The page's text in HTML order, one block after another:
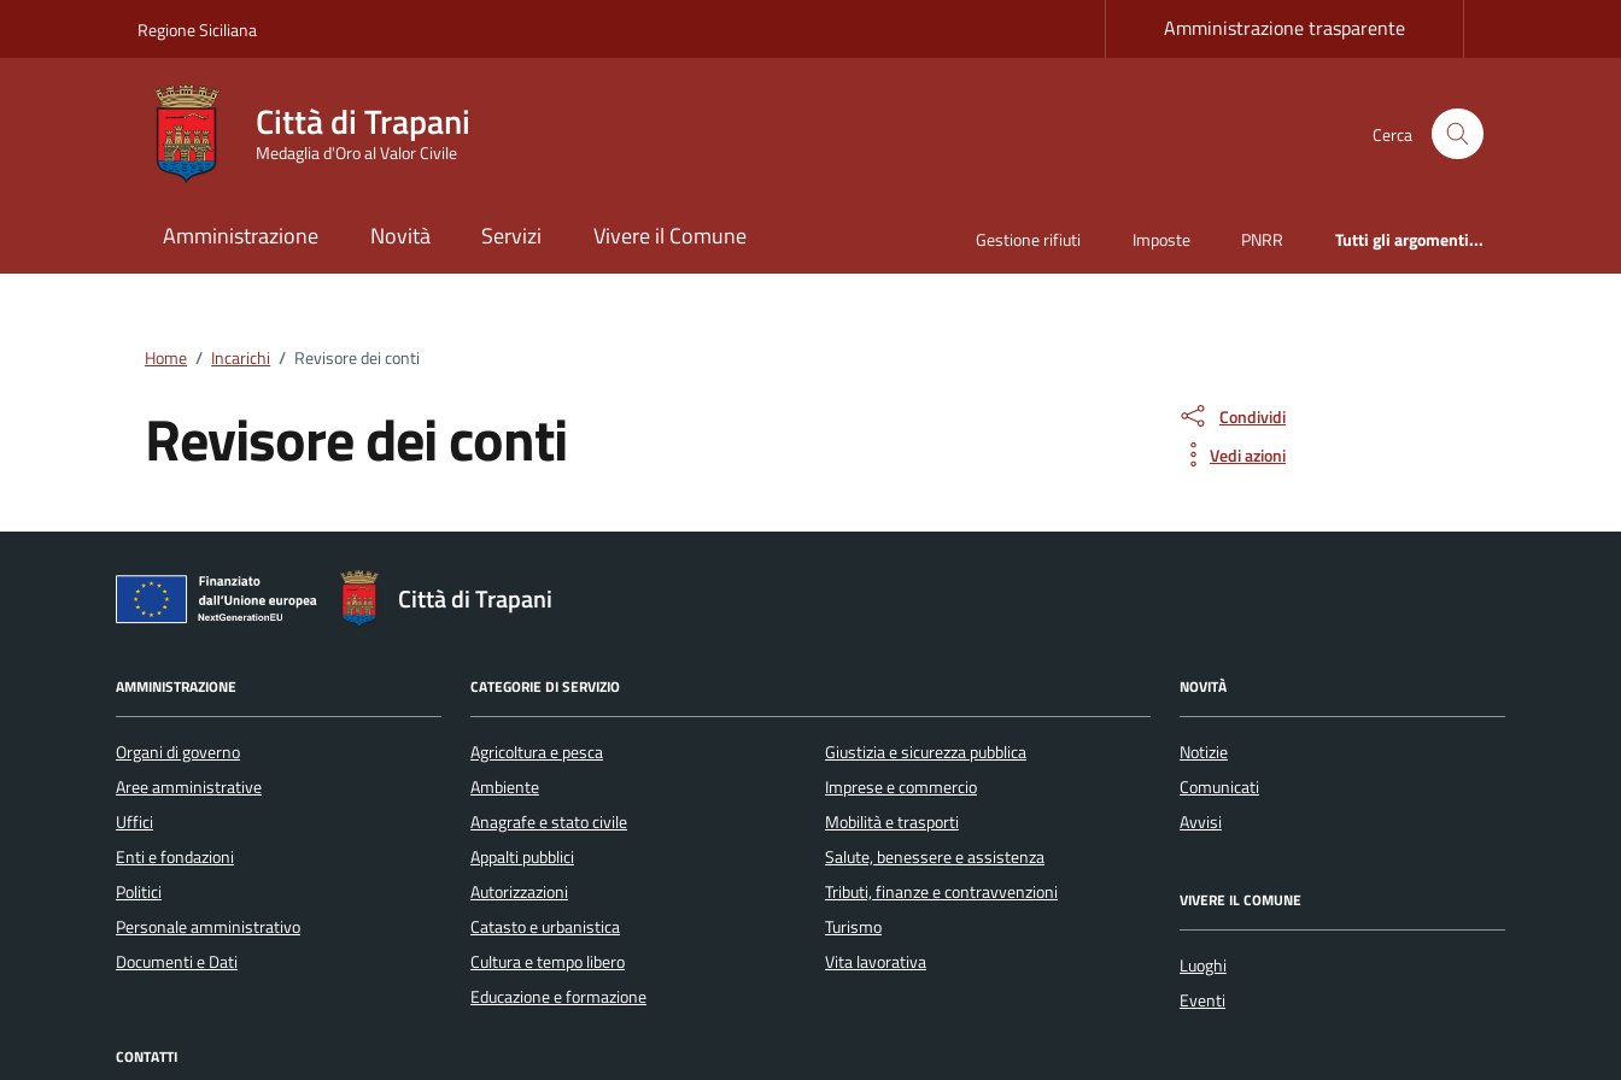
Regione Siciliana Amministrazione trasparente
Città di Trapani
Medaglia d'Oro al Valor Civile
Cerca
Amministrazione Novità Servizi Vivere il Comune Gestione rifiuti Imposte PNRR Tutti gli argomenti...
Home / Incarichi / Revisore dei conti
Revisore dei conti
Condividi
Vedi azioni
Città di Trapani
AMMINISTRAZIONE
Organi di governo
Aree amministrative
Uffici
Enti e fondazioni
Politici
Personale amministrativo
Documenti e Dati
CATEGORIE DI SERVIZIO
Agricoltura e pesca
Ambiente
Anagrafe e stato civile
Appalti pubblici
Autorizzazioni
Catasto e urbanistica
Cultura e tempo libero
Educazione e formazione
Giustizia e sicurezza pubblica
Imprese e commercio
Mobilità e trasporti
Salute, benessere e assistenza
Tributi, finanze e contravvenzioni
Turismo
Vita lavorativa
NOVITÀ
Notizie
Comunicati
Avvisi
VIVERE IL COMUNE
Luoghi
Eventi
CONTATTI